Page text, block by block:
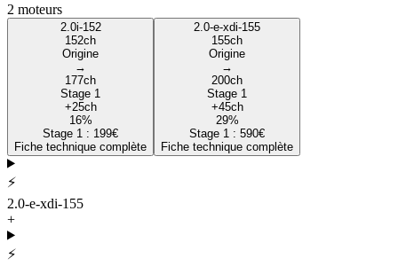
2 moteurs
2.0i-152
152ch
Origine
→
177ch
Stage 1
+25ch
16%
Stage 1 : 199€
Fiche technique complète
2.0-e-xdi-155
155ch
Origine
→
200ch
Stage 1
+45ch
29%
Stage 1 : 590€
Fiche technique complète
⚡
2.0-e-xdi-155
+
⚡